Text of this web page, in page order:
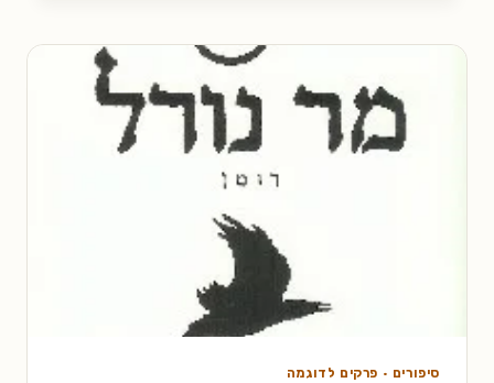
/
וינג'י
סיפורים · פרקים לדוגמה